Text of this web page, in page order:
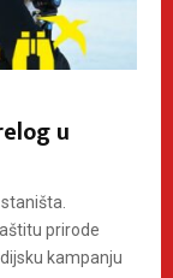
u
prirode
kampanju